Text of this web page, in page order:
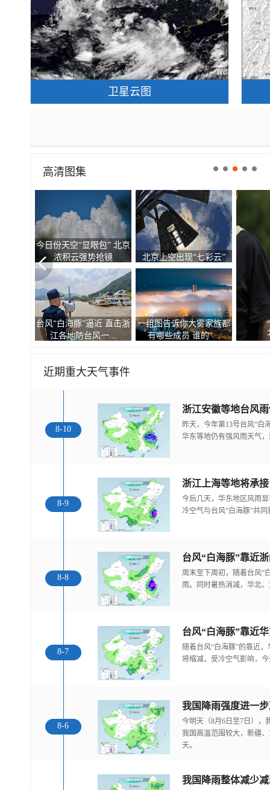
卫星云图
高清图集
今日份天空“显眼包” 北京
浓积云强势抢镜
北京上空出现“七彩云”
台风“白海豚”逼近 直击浙
江各地防台风一...
一组图告诉你大雾家族都
有哪些成员 谁的“...
近期重大天气事件
8-10
浙江安徽等地台风
昨天，今年第13号台风“白
华东等地仍有强风雨天气
8-9
浙江上海等地将承
今后几天，华东地区风雨
冷空气与台风“白海豚”共
8-8
台风“白海豚”靠近
周末至下周初，随着台风“
雨。同时暑热消减，华北
8-7
随着台风“白海豚”的靠近
将缩减，受冷空气影响，
8-6
今明天（8月6日至7日），
我国高温范围较大，新疆
天。
我国降雨整体减少